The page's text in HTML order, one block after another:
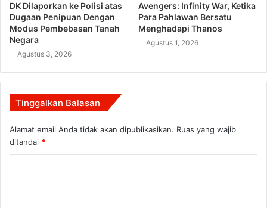
DK Dilaporkan ke Polisi atas
Dugaan Penipuan Dengan
Modus Pembebasan Tanah
Negara
Agustus 3, 2026
Avengers: Infinity War, Ketika
Para Pahlawan Bersatu
Menghadapi Thanos
Agustus 1, 2026
Tinggalkan Balasan
Alamat email Anda tidak akan dipublikasikan. Ruas yang wajib
ditandai *